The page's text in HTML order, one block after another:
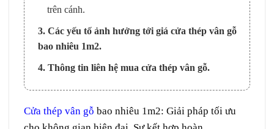
trên cánh.
3. Các yếu tố ảnh hưởng tới giá cửa thép vân gỗ
bao nhiêu 1m2.
4. Thông tin liên hệ mua cửa thép vân gỗ.
Cửa thép vân gỗ bao nhiêu 1m2: Giải pháp tối ưu